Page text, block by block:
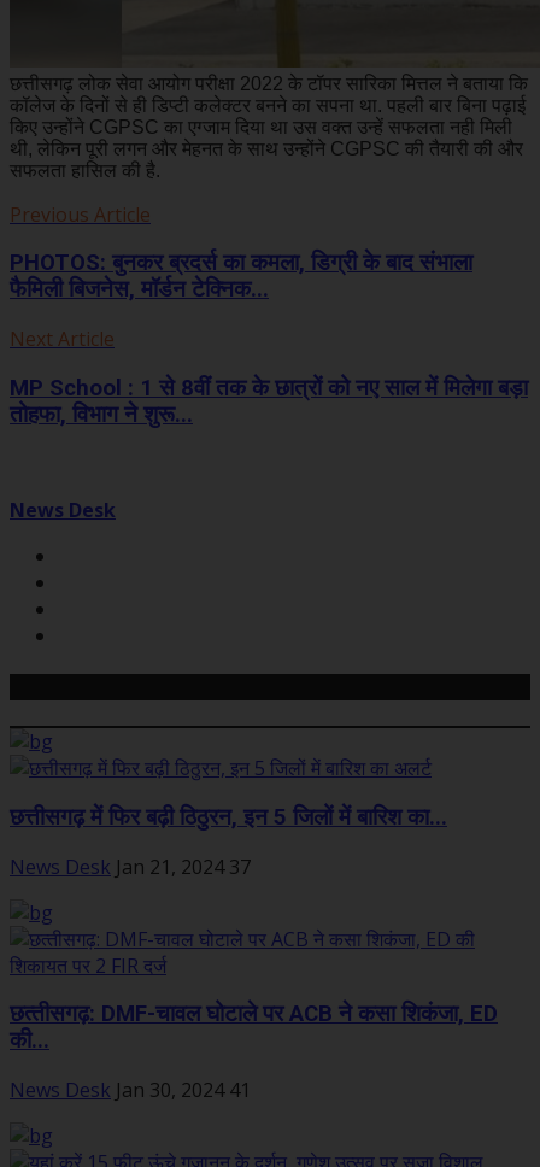
छत्तीसगढ़ लोक सेवा आयोग परीक्षा 2022 के टॉपर सारिका मित्तल ने बताया कि
कॉलेज के दिनों से ही डिप्टी कलेक्टर बनने का सपना था. पहली बार बिना पढ़ाई
किए उन्होंने CGPSC का एग्जाम दिया था उस वक्त उन्हें सफलता नही मिली
थी, लेकिन पूरी लगन और मेहनत के साथ उन्होंने CGPSC की तैयारी की और
सफलता हासिल की है.
Previous Article
PHOTOS: बुनकर ब्रदर्स का कमला, डिग्री के बाद संभाला
फैमिली बिजनेस, मॉर्डन टेक्निक...
Next Article
MP School : 1 से 8वीं तक के छात्रों को नए साल में मिलेगा बड़ा
तोहफा, विभाग ने शुरू...
News Desk
छत्तीसगढ़ में फिर बढ़ी ठिठुरन, इन 5 जिलों में बारिश का...
News Desk Jan 21, 2024 37
छत्‍तीसगढ़: DMF-चावल घोटाले पर ACB ने कसा शिकंजा, ED
की...
News Desk Jan 30, 2024 41